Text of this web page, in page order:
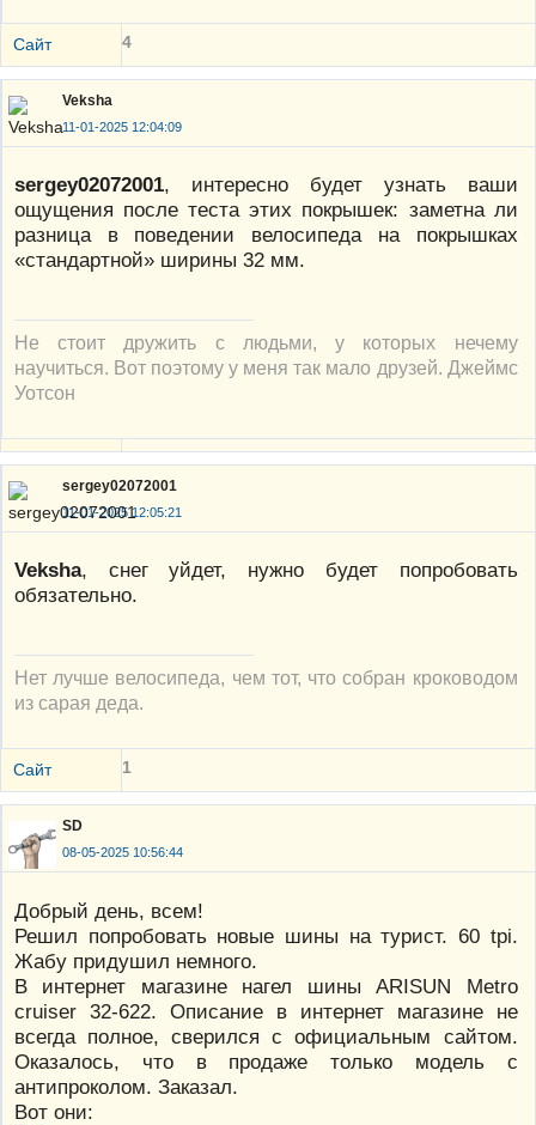
Сайт 4
Veksha
11-01-2025 12:04:09
sergey02072001, интересно будет узнать ваши
ощущения после теста этих покрышек: заметна ли
разница в поведении велосипеда на покрышках
«стандартной» ширины 32 мм.
Не стоит дружить с людьми, у которых нечему
научиться. Вот поэтому у меня так мало друзей. Джеймс
Уотсон
sergey02072001
11-01-2025 12:05:21
Veksha, снег уйдет, нужно будет попробовать
обязательно.
Нет лучше велосипеда, чем тот, что собран кроководом
из сарая деда.
Сайт 1
SD
08-05-2025 10:56:44
Добрый день, всем!
Решил попробовать новые шины на турист. 60 tpi.
Жабу придушил немного.
В интернет магазине нагел шины ARISUN Metro
cruiser 32-622. Описание в интернет магазине не
всегда полное, сверился с официальным сайтом.
Оказалось, что в продаже только модель с
антипроколом. Заказал.
Вот они: